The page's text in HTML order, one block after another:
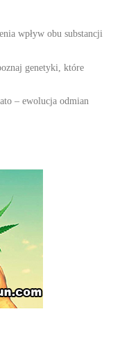
wpływ obu substancji
genetyki, które
– ewolucja odmian